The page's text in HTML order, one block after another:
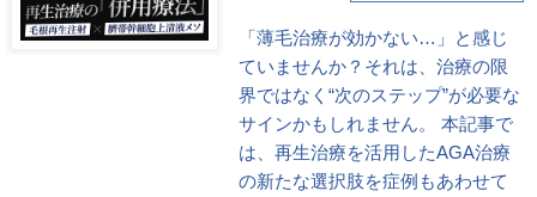
「薄毛治療が効かない…」と感じ
ていませんか？それは、治療の限
界ではなく“次のステップ”が必要な
サインかもしれません。 本記事で
は、再生治療を活用したAGA治療
の新たな選択肢を症例もあわせて